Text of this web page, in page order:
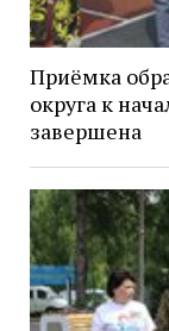
Приёмка
округа к
завершена